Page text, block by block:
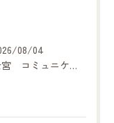
08/04
富士宮 コミュニケーション